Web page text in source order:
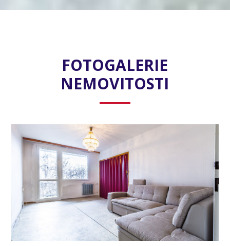
FOTOGALERIE
NEMOVITOSTI